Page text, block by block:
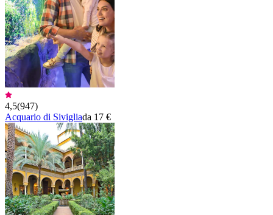
4,5(947)
Acquario di Sivigliada 17 €